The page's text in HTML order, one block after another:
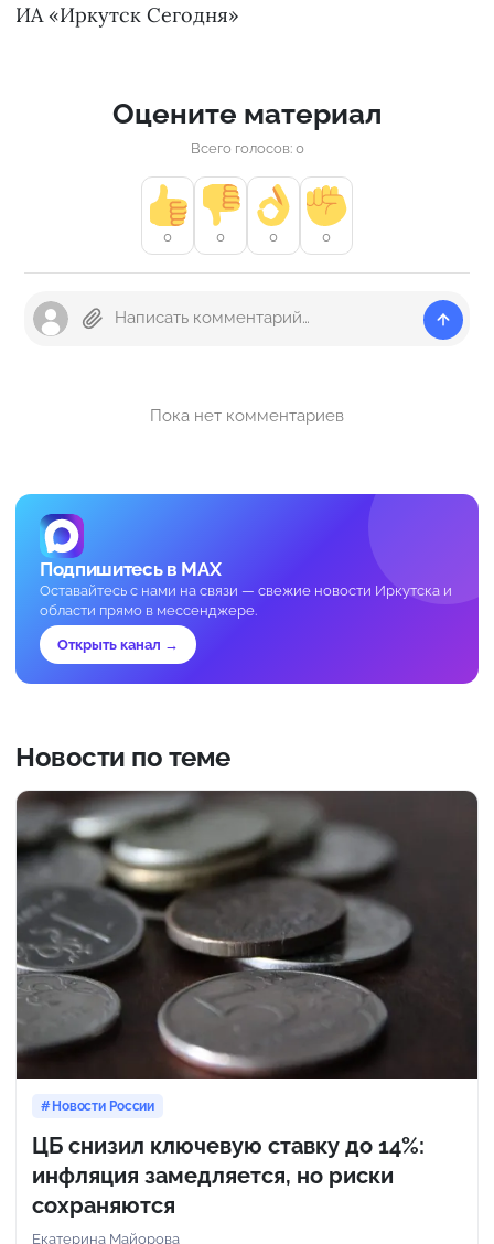
ИА «Иркутск Сегодня»
Оцените материал
Всего голосов: 0
0 0 0 0
Пока нет комментариев
Подпишитесь в MAX
Оставайтесь с нами на связи — свежие новости Иркутска и
области прямо в мессенджере.
Открыть канал →
Новости по теме
Новости России
ЦБ снизил ключевую ставку до 14%:
инфляция замедляется, но риски
сохраняются
Екатерина Майорова